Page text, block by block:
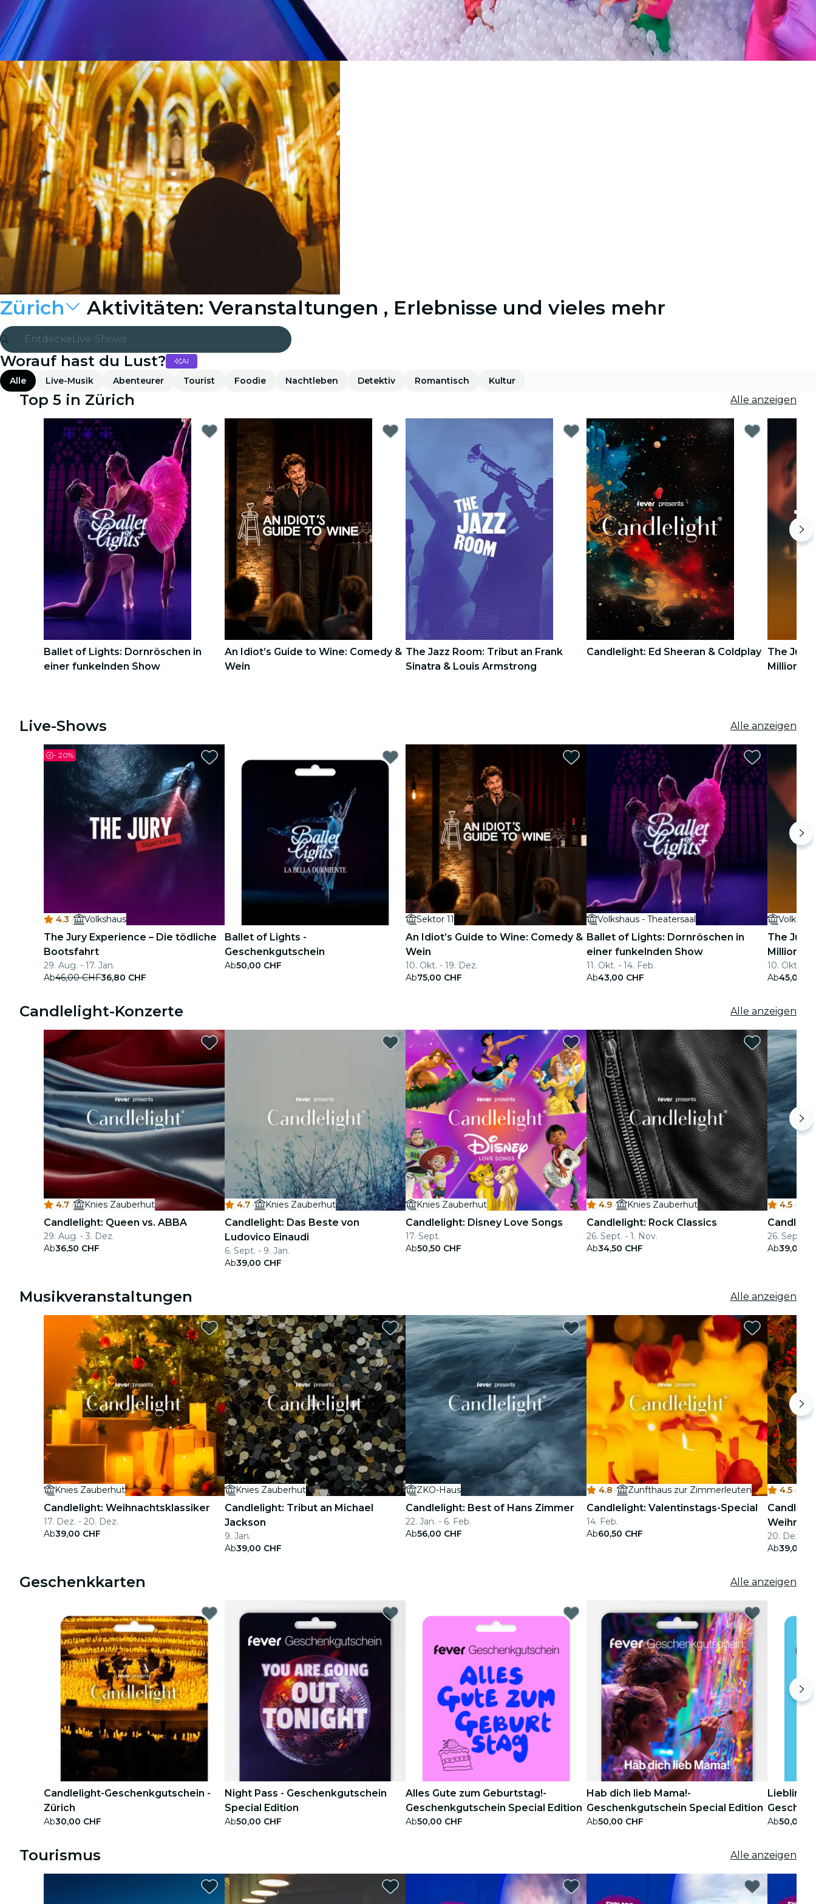
Restaurants
Kino
Zürich Aktivitäten: Veranstaltungen , Erlebnisse und vieles mehr
EntdeckeLive-Shows
Madrid
Candlelight
London
Erlebnisse und Städte
São Paulo
Seoul
Stadttouren
Konzerte
Restaurants
Worauf hast du Lust? AI
Alle Live-Musik Abenteurer Tourist Foodie Nachtleben Detektiv Romantisch Kultur
Top 5 in Zürich Alle anzeigen
Ballet of Lights: Dornröschen in
einer funkelnden Show
An Idiot’s Guide to Wine: Comedy &
Wein
The Jazz Room: Tribut an Frank
Sinatra & Louis Armstrong
Candlelight: Ed Sheeran & Coldplay The Jury
Live-Shows Alle anzeigen
- 20%
4.3 · Volkshaus
The Jury Experience – Die tödliche
Bootsfahrt
29. Aug. - 17. Jan.
Ab46,00 CHF36,80 CHF
Ballet of Lights -
Geschenkgutschein
Ab50,00 CHF
Sektor 11
An Idiot’s Guide to Wine: Comedy &
Wein
10. Okt. - 19. Dez.
Ab75,00 CHF
Volkshaus - Theatersaal
Ballet of Lights: Dornröschen in
einer funkelnden Show
11. Okt. - 14. Feb.
Ab43,00 CHF
The Jury
10. Okt. -
Ab45,00
Candlelight-Konzerte Alle anzeigen
4.7 · Knies Zauberhut
Candlelight: Queen vs. ABBA
29. Aug. - 3. Dez.
Ab36,50 CHF
4.7 · Knies Zauberhut
Candlelight: Das Beste von
Ludovico Einaudi
6. Sept. - 9. Jan.
Ab39,00 CHF
Knies Zauberhut
Candlelight: Disney Love Songs
17. Sept.
Ab50,50 CHF
4.9 · Knies Zauberhut
Candlelight: Rock Classics
26. Sept. - 1. Nov.
Ab34,50 CHF
4.5 ·
26. Sept. -
Ab39,00
Musikveranstaltungen Alle anzeigen
Knies Zauberhut
Candlelight: Weihnachtsklassiker
17. Dez. - 20. Dez.
Ab39,00 CHF
Knies Zauberhut
Candlelight: Tribut an Michael
Jackson
9. Jan.
Ab39,00 CHF
ZKO-Haus
Candlelight: Best of Hans Zimmer
22. Jan. - 6. Feb.
Ab56,00 CHF
4.8 · Zunfthaus zur Zimmerleuten
Candlelight: Valentinstags-Special
14. Feb.
Ab60,50 CHF
4.5 ·
20. Dez.
Ab39,00
Geschenkkarten Alle anzeigen
Candlelight-Geschenkgutschein -
Zürich
Ab30,00 CHF
Night Pass - Geschenkgutschein
Special Edition
Ab50,00 CHF
Alles Gute zum Geburtstag!-
Geschenkgutschein Special Edition
Ab50,00 CHF
Hab dich lieb Mama!-
Geschenkgutschein Special Edition
Ab50,00 CHF Ab50,00
Tourismus Alle anzeigen